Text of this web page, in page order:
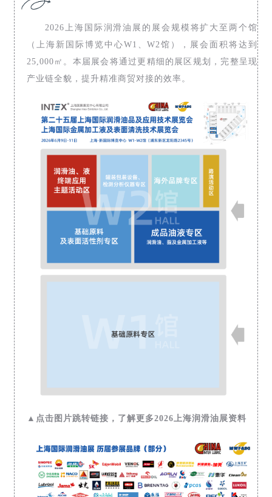
2026上海国际润滑油展的展会规模将扩大至两个馆
（上海新国际博览中心W1、W2馆），展会面积将达到
25,000㎡。本届展会将通过更精细的展区规划，完整呈现
产业链全貌，提升精准商贸对接的效率。
▲点击图片跳转链接，了解更多2026上海润滑油展资料